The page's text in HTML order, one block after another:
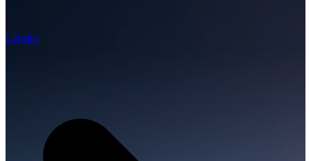
Letisko